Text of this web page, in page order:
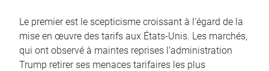
Le premier est le scepticisme croissant à l’égard de la
mise en œuvre des tarifs aux États-Unis. Les marchés,
qui ont observé à maintes reprises l’administration
Trump retirer ses menaces tarifaires les plus